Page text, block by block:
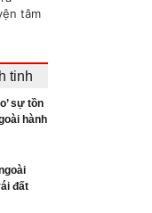
tâm
tinh
sự tồn
hành
đất